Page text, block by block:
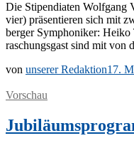
Die Sti­pen­dia­ten Wolf­gang
vier) prä­sen­tie­ren sich mit
ber­ger Sym­pho­ni­ker:
ra­schungs­gast sind mit von
von unserer Redaktion17.
Vorschau